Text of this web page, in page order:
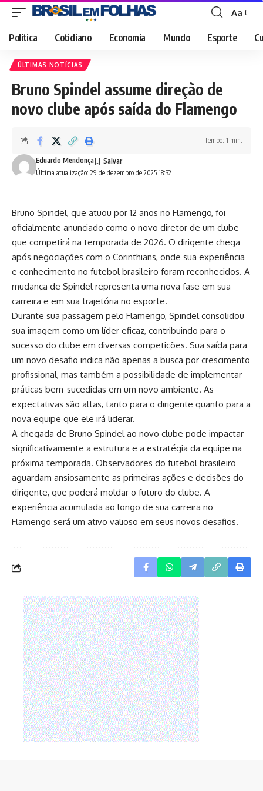
Font
Resizer
Aa
Política Cotidiano Economia Mundo Esporte
ÚLTIMAS NOTÍCIAS
Bruno Spindel assume direção de
novo clube após saída do Flamengo
Última atualização: 29 de dezembro de 2025 18:32
Eduardo Mendonça
Tempo: 1 min.
Bruno Spindel, que atuou por 12 anos no Flamengo, foi
oficialmente anunciado como o novo diretor de um clube
que competirá na temporada de 2026. O dirigente chega
após negociações com o Corinthians, onde sua experiência
e conhecimento no futebol brasileiro foram reconhecidos. A
mudança de Spindel representa uma nova fase em sua
carreira e em sua trajetória no esporte.
Durante sua passagem pelo Flamengo, Spindel consolidou
sua imagem como um líder eficaz, contribuindo para o
sucesso do clube em diversas competições. Sua saída para
um novo desafio indica não apenas a busca por crescimento
profissional, mas também a possibilidade de implementar
práticas bem-sucedidas em um novo ambiente. As
expectativas são altas, tanto para o dirigente quanto para a
nova equipe que ele irá liderar.
A chegada de Bruno Spindel ao novo clube pode impactar
significativamente a estrutura e a estratégia da equipe na
próxima temporada. Observadores do futebol brasileiro
aguardam ansiosamente as primeiras ações e decisões do
dirigente, que poderá moldar o futuro do clube. A
experiência acumulada ao longo de sua carreira no
Flamengo será um ativo valioso em seus novos desafios.